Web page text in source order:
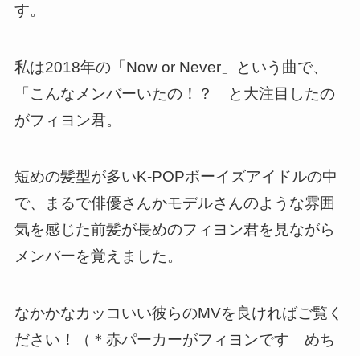
す。
私は2018年の「Now or Never」という曲で、
「こんなメンバーいたの！？」と大注目したの
がフィヨン君。
短めの髪型が多いK-POPボーイズアイドルの中
で、まるで俳優さんかモデルさんのような雰囲
気を感じた前髪が長めのフィヨン君を見ながら
メンバーを覚えました。
なかかなカッコいい彼らのMVを良ければご覧く
ださい！（＊赤パーカーがフィヨンです めち